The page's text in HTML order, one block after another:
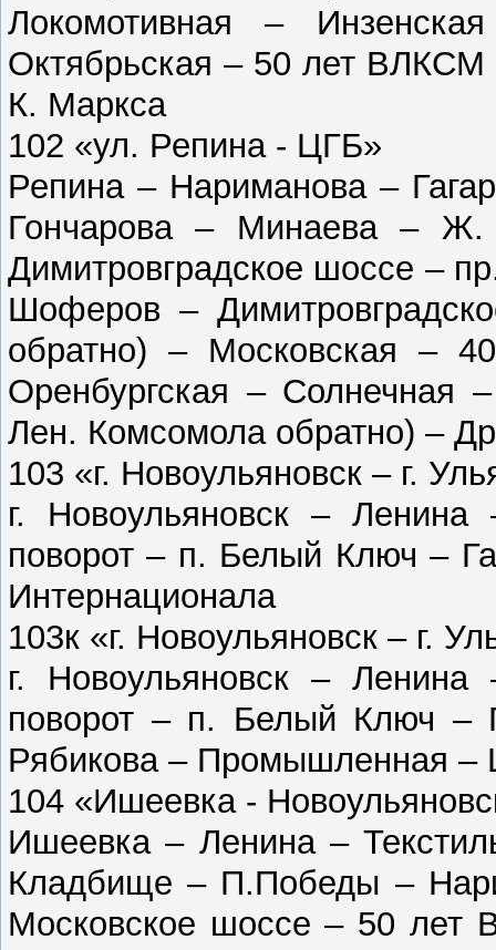
Локомотивная –
Октябрьская – 50 лет
К. Маркса
102 «ул. Репина - ЦГБ»
Репина – Нариманова –
Гончарова – Минаева – Ж.
Димитровградское шоссе –
Шоферов –
обратно) – Московская –
Оренбургская – Солнечная
Лен. Комсомола обратно) –
103 «г. Новоульяновск – г.
г. Новоульяновск – Ленина
поворот – п. Белый Ключ –
Интернационала
103к «г. Новоульяновск – г.
г. Новоульяновск – Ленина
поворот – п. Белый Ключ –
Рябикова – Промышленная –
104 «Ишеевка -
Ишеевка – Ленина –
Кладбище – П.Победы –
Московское шоссе – 50 лет